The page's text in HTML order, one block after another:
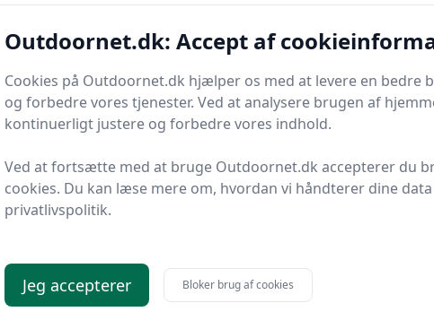
løsninger
plads bør du tænke over arrangementet af dine
er ved brug af multifunktionelle møbler som bænke
Disse løsninger gør det nemt at omarrangere efter
komfort.
nyttigt at overveje zoner indenfor din
giver fleksibilitet til forskellige aktiviteter.
fra en stille aften med en bog til livlige
detaljer
af din udendørs lounge. Brug af strenge lys
Outdoornet.dk: Accept af
Cookies på Outdoornet.dk hjælper os med at levere en bedre
og forbedre vores tjenester. Ved at analysere brugen af
kontinuerligt justere og forbedre vores indhold.
Ved at fortsætte med at bruge Outdoornet.dk accepterer du
cookies. Du kan læse mere om, hvordan vi håndterer dine
privatlivspolitik.
Jeg accepterer Bloker brug af cookies